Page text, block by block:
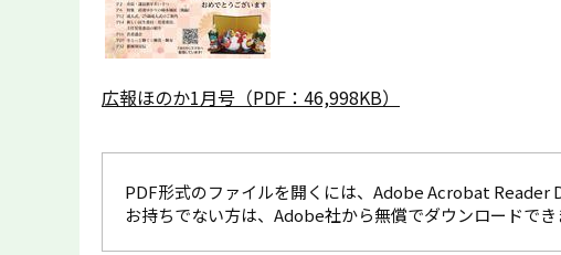
広報ほのか1月号（PDF：46,998KB）
PDF形式のファイルを開くには、Adobe Acrobat Reader
お持ちでない方は、Adobe社から無償でダウンロードでき